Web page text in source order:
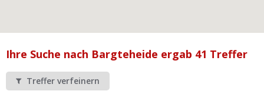
Werkstatt Login
Ihre Suche nach Bargteheide ergab 41 Treffer
Treffer verfeinern